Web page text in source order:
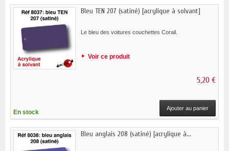
Bleu TEN 207 (satiné) [acrylique à solvant]
Le bleu des voitures couchettes Corail.
Voir ce produit
5,20 €
En stock
Ajouter au panier
Bleu anglais 208 (satiné) [acrylique à...